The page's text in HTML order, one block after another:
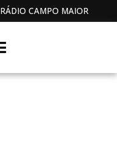
RÁDIO CAMPO MAIOR